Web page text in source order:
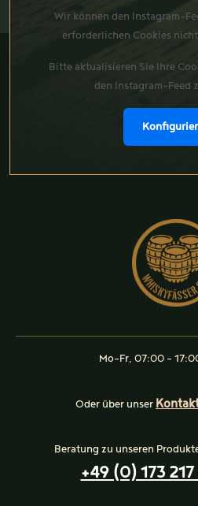
Wir können den Instagram-
erforderlichen Cookies
Bitte aktualisieren Sie Ihre
den Instagram-Feed
Mo-Fr, 07:00 -
Oder über unser
Beratung zu unseren
+49 (0) 173